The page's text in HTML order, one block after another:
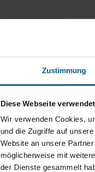
Zustimmung
Diese Webseite
Wir verwenden Cookies,
und die Zugriffe auf
Website an unsere
möglicherweise mit
der Dienste gesammelt